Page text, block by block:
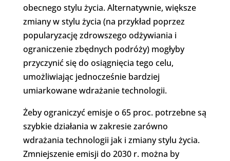
obecnego stylu życia. Alternatywnie, większe
zmiany w stylu życia (na przykład poprzez
popularyzację zdrowszego odżywiania i
ograniczenie zbędnych podróży) mogłyby
przyczynić się do osiągnięcia tego celu,
umożliwiając jednocześnie bardziej
umiarkowane wdrażanie technologii.
Żeby ograniczyć emisje o 65 proc. potrzebne są
szybkie działania w zakresie zarówno
wdrażania technologii jak i zmiany stylu życia.
Zmniejszenie emisji do 2030 r. można by